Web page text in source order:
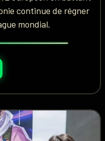
continue de régner
mondial.